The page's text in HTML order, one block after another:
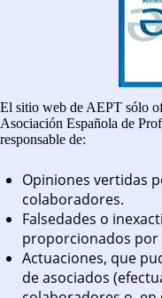
El sitio web de AEPT sólo
Asociación Española de
responsable de:
Opiniones vertidas
colaboradores.
Falsedades o
proporcionados por
Actuaciones, que
de asociados